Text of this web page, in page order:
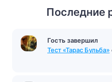
Последние
Гость завершил
Тест «Тарас Бульба»